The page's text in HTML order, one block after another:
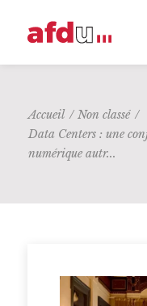
Accueil / Non classé /
Data Centers : une
numérique autr...